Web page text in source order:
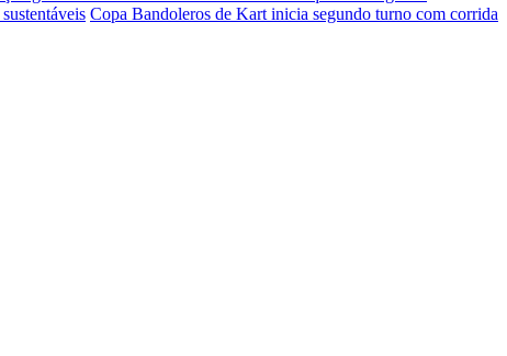
Copa Bandoleros de Kart inicia segundo turno com corrida